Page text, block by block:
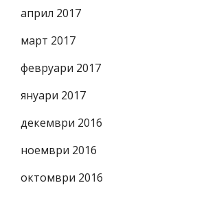
април 2017
март 2017
февруари 2017
януари 2017
декември 2016
ноември 2016
октомври 2016